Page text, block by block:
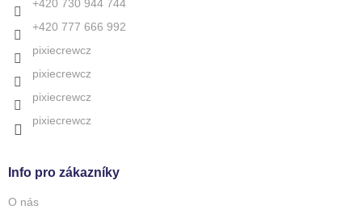
+420 730 944 744
+420 777 666 992
pixiecrewcz
pixiecrewcz
pixiecrewcz
pixiecrewcz
Info pro zákazníky
O nás